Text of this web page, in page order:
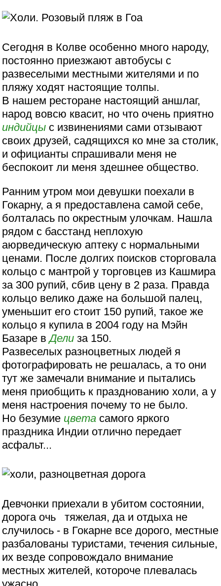
Сегодня в Колве особенно много народу,
постоянно приезжают автобусы с
развеселыми местными жителями и по
пляжу ходят настоящие толпы.
В нашем ресторане настоящий аншлаг,
народ вовсю квасит, но что очень приятно
индийцы с извинениями сами отзывают
своих друзей, садящихся ко мне за столик,
и официанты спрашивали меня не
беспокоит ли меня здешнее общество.
Ранним утром мои девушки поехали в
Гокарну, а я предоставлена самой себе,
болталась по окрестным улочкам. Нашла
рядом с басстанд неплохую
аюрведическую аптеку с нормальными
ценами. После долгих поисков сторговала
кольцо с мантрой у торговцев из Кашмира
за 300 рупий, сбив цену в 2 раза. Правда
кольцо велико даже на большой палец,
уменьшит его стоит 150 рупий, такое же
кольцо я купила в 2004 году на Мэйн
Базаре вДели за 150.
Развеселых разноцветных людей я
фотографировать не решалась, а то они
тут же замечали внимание и пытались
меня приобщить к празднованию холи, а у
меня настроения почему то не было.
Но безумие цвета самого яркого
праздника Индии отлично передает
асфальт...
Девчонки приехали в убитом состоянии,
дорога очь тяжелая, да и отдыха не
случилось - в Гокарне все дорого, местные
разбалованы туристами, течения сильные,
их везде сопровождало внимание
местных жителей, котороче плевалась